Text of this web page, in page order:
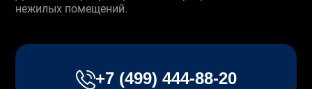
нежилых помещений.
+7 (499) 444-88-20